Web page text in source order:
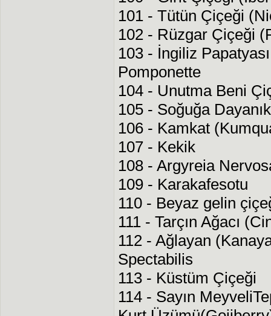
101 - Tütün Çiçeği
102 - Rüzgar Çiçeği
103 - İngiliz
Pomponette
104 - Unutma Beni
105 - Soğuğa
106 - Kamkat
107 - Kekik
108 - Argyreia
109 - Karakafesotu
110 - Beyaz gelin
111 - Tarçın Ağacı
112 - Ağlayan
Spectabilis
113 - Küstüm Çiçeği
114 - Sayın